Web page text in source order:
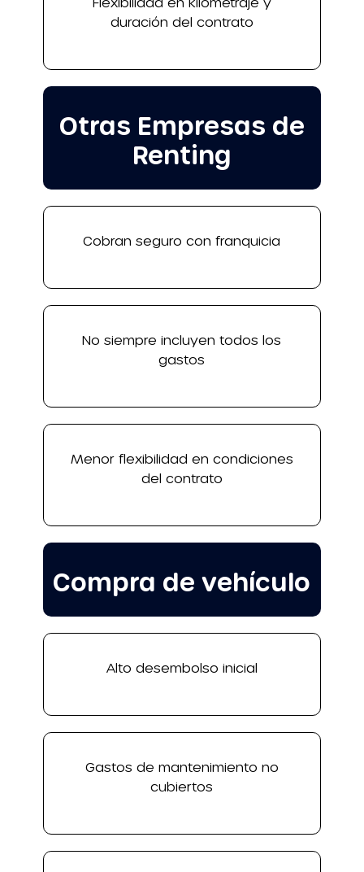
Otras Empresas de
Renting
Compra de vehículo
Cobran seguro con franquicia
Alto desembolso inicial
No siempre incluyen todos los
gastos
Gastos de mantenimiento no
cubiertos
duración del contrato
Menor flexibilidad en condiciones
del contrato